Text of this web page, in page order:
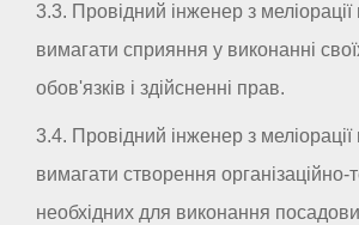
3.3. Провідний інженер з
вимагати сприяння у виконанні
обов'язків і здійсненні прав.
3.4. Провідний інженер з
вимагати створення організаційно-
необхідних для виконання